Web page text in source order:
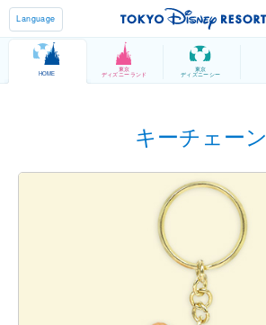
Language
HOME
東京
ディズニーランド
東京
ディズニーシー
キーチェーン